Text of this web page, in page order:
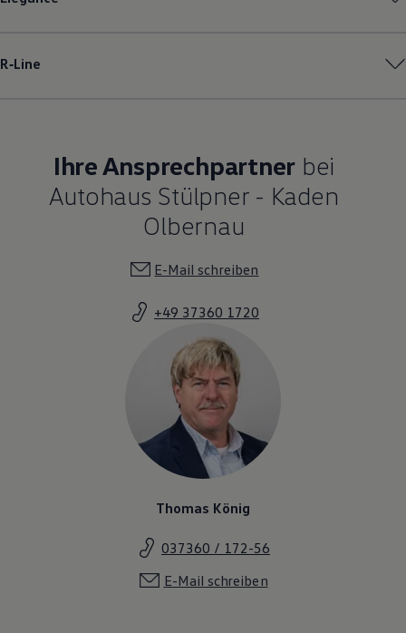
R‑Line
Ihre Ansprechpartner bei
Autohaus Stülpner - Kaden
Olbernau
E-Mail schreiben
+49 37360 1720
Thomas König
037360 / 172-56
E-Mail schreiben